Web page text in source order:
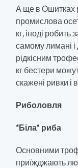
А ще в Ошитках
промислова
кг, іноді
самому лимані і
рідкісним
кг бестери
скажені ривки і
Риболовля
“Біла” риба
Основними
приїжджають